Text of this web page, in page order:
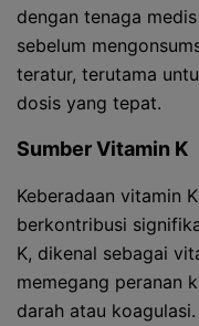
dengan tenaga
sebelum
teratur, terutama
dosis yang tepat.
Sumber Vitamin K
Keberadaan vitamin
berkontribusi
K, dikenal sebagai
memegang peranan
darah atau